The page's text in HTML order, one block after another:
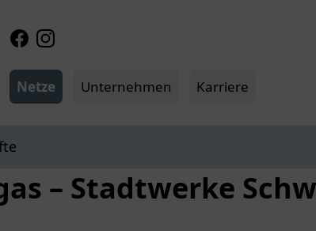
FacebookInstagram
Netze Unternehmen Karriere
– Stadtwerke